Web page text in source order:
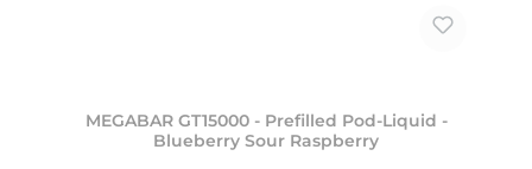
MEGABAR GT15000 - Prefilled Pod-Liquid -
Blueberry Sour Raspberry